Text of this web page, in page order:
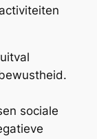
sociale